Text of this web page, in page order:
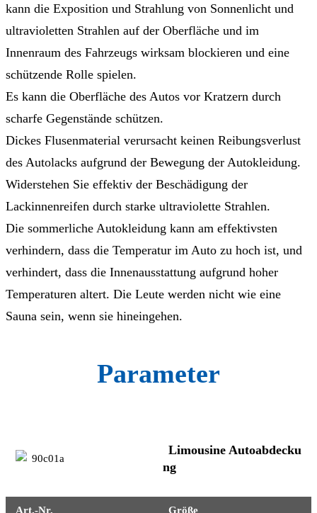
kann die Exposition und Strahlung von Sonnenlicht und
ultravioletten Strahlen auf der Oberfläche und im
Innenraum des Fahrzeugs wirksam blockieren und eine
schützende Rolle spielen.
Es kann die Oberfläche des Autos vor Kratzern durch
scharfe Gegenstände schützen.
Dickes Flusenmaterial verursacht keinen Reibungsverlust
des Autolacks aufgrund der Bewegung der Autokleidung.
Widerstehen Sie effektiv der Beschädigung der
Lackinnenreifen durch starke ultraviolette Strahlen.
Die sommerliche Autokleidung kann am effektivsten
verhindern, dass die Temperatur im Auto zu hoch ist, und
verhindert, dass die Innenausstattung aufgrund hoher
Temperaturen altert. Die Leute werden nicht wie eine
Sauna sein, wenn sie hineingehen.
Parameter
Limousine Autoabdecku
ng
Art.-Nr. Größe